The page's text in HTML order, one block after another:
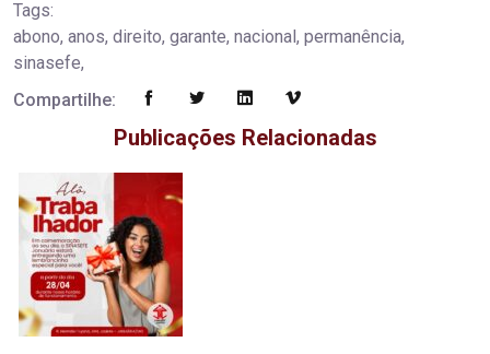
Tags:
abono, anos, direito, garante, nacional, permanência,
sinasefe,
Compartilhe:
Publicações Relacionadas